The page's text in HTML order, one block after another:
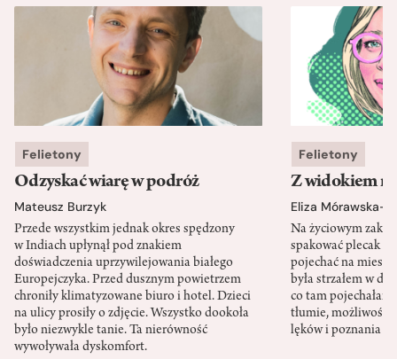
Felietony
Odzyskać wiarę w podróż
Mateusz Burzyk
Przede wszystkim jednak okres spędzony
w Indiach upłynął pod znakiem
doświadczenia uprzywilejowania białego
Europejczyka. Przed dusznym powietrzem
chroniły klimatyzowane biuro i hotel. Dzieci
na ulicy prosiły o zdjęcie. Wszystko dookoła
było niezwykle tanie. Ta nierówność
wywoływała dyskomfort.
Felietony
Z widokiem
Eliza Mórawska-
Na życiowym
spakować plecak i
pojechać na
była strzałem w
co tam
tłumie, możliwość
lęków i poznania